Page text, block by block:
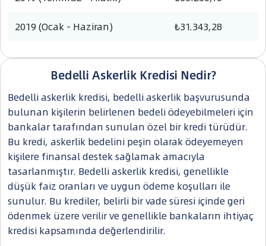
2019 (Ocak - Haziran)
₺31.343,28
Bedelli Askerlik Kredisi Nedir?
Bedelli askerlik kredisi, bedelli askerlik başvurusunda
bulunan kişilerin belirlenen bedeli ödeyebilmeleri için
bankalar tarafından sunulan özel bir kredi türüdür.
Bu kredi, askerlik bedelini peşin olarak ödeyemeyen
kişilere finansal destek sağlamak amacıyla
tasarlanmıştır. Bedelli askerlik kredisi, genellikle
düşük faiz oranları ve uygun ödeme koşulları ile
sunulur. Bu krediler, belirli bir vade süresi içinde geri
ödenmek üzere verilir ve genellikle bankaların ihtiyaç
kredisi kapsamında değerlendirilir.